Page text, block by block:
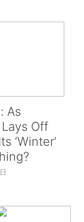
As
Off
‘Winter’